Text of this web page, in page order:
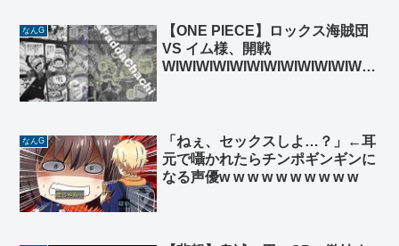
なんG
【ONE PIECE】ロックス海賊団
VS イム様、開戦
WIWIWIWIWIWIWIWIWIWIWIWIW
なんG
「ねぇ、セックスしよ…？」←耳
元で囁かれたらチンポギンギンに
なる声優w w w w w w w w w w